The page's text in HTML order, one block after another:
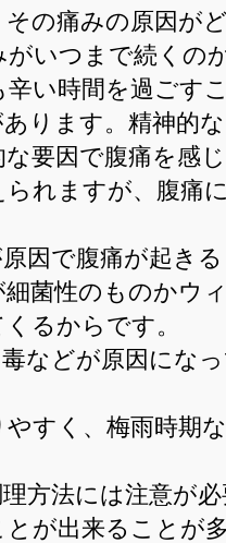
性
と
ウ
イ
ル
ス
性
腸
炎
は
の痛みの原因が
いつまで続くの
い時間を過ごす
ります。精神的
要因で腹痛を感
れますが、腹痛
因で腹痛が起き
菌性のものかウ
るからです。
などが原因にな
すく、梅雨時期
方法には注意が
が出来ることが